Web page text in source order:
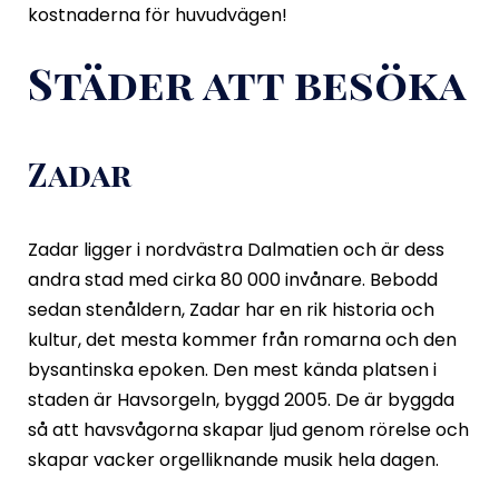
kostnaderna för huvudvägen!
Städer att besöka
Zadar
Zadar ligger i nordvästra Dalmatien och är dess
andra stad med cirka 80 000 invånare. Bebodd
sedan stenåldern, Zadar har en rik historia och
kultur, det mesta kommer från romarna och den
bysantinska epoken. Den mest kända platsen i
staden är Havsorgeln, byggd 2005. De är byggda
så att havsvågorna skapar ljud genom rörelse och
skapar vacker orgelliknande musik hela dagen.